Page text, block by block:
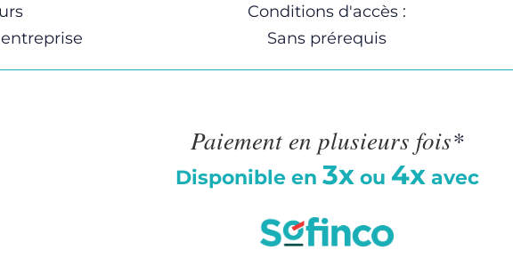
Conditions d'accès :
Sans prérequis
Paiement en plusieurs fois*
Disponible en 3x ou 4x avec